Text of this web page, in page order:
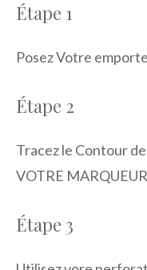
Étape 1
Posez Votre
Étape 2
Tracez le Contour
VOTRE
Étape 3